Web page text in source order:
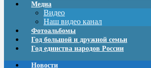
Медиа
Видео
Наш видео канал
Фотоальбомы
Год большой и дружной семьи
Год единства народов России
Новости